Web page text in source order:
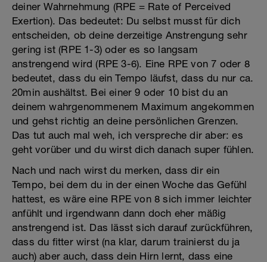
deiner Wahrnehmung (RPE = Rate of Perceived
Exertion). Das bedeutet: Du selbst musst für dich
entscheiden, ob deine derzeitige Anstrengung sehr
gering ist (RPE 1-3) oder es so langsam
anstrengend wird (RPE 3-6). Eine RPE von 7 oder 8
bedeutet, dass du ein Tempo läufst, dass du nur ca.
20min aushältst. Bei einer 9 oder 10 bist du an
deinem wahrgenommenem Maximum angekommen
und gehst richtig an deine persönlichen Grenzen.
Das tut auch mal weh, ich verspreche dir aber: es
geht vorüber und du wirst dich danach super fühlen.
Nach und nach wirst du merken, dass dir ein
Tempo, bei dem du in der einen Woche das Gefühl
hattest, es wäre eine RPE von 8 sich immer leichter
anfühlt und irgendwann dann doch eher mäßig
anstrengend ist. Das lässt sich darauf zurückführen,
dass du fitter wirst (na klar, darum trainierst du ja
auch) aber auch, dass dein Hirn lernt, dass eine